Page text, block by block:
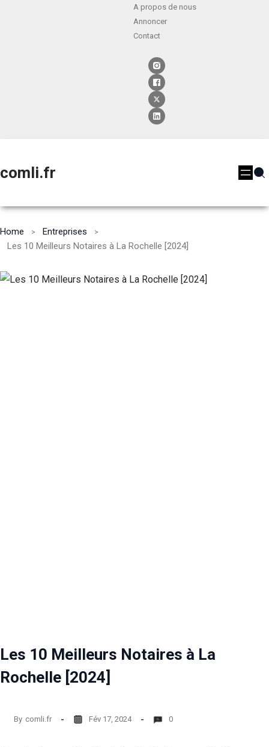
A propos de nous
Annoncer
Contact
comli.fr
Home
Entreprises
Les 10 Meilleurs Notaires à La Rochelle [2024]
Les 10 Meilleurs Notaires à La
Rochelle [2024]
By comli.fr Fév 17, 2024 0